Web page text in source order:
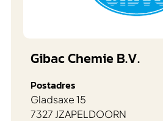
Gibac Chemie B.V.
Postadres
Gladsaxe 15
7327 JZAPELDOORN